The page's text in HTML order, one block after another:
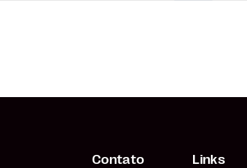
Contato
Links